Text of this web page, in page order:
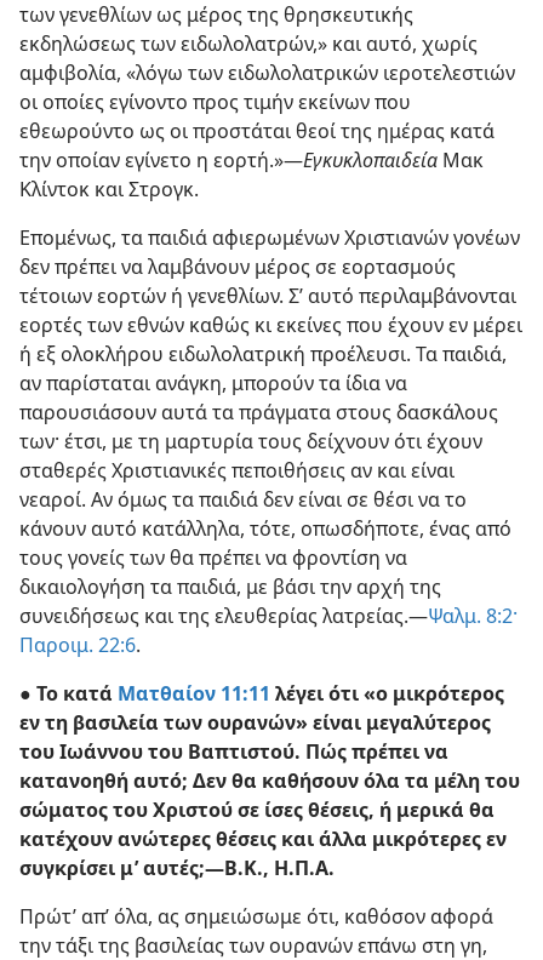
των γενεθλίων ως μέρος της θρησκευτικής
εκδηλώσεως των ειδωλολατρών,» και αυτό, χωρίς
αμφιβολία, «λόγω των ειδωλολατρικών ιεροτελεστιών
οι οποίες εγίνοντο προς τιμήν εκείνων που
εθεωρούντο ως οι προστάται θεοί της ημέρας κατά
την οποίαν εγίνετο η εορτή.»​—Εγκυκλοπαιδεία Μακ
Κλίντοκ και Στρογκ.
Επομένως, τα παιδιά αφιερωμένων Χριστιανών γονέων
δεν πρέπει να λαμβάνουν μέρος σε εορτασμούς
τέτοιων εορτών ή γενεθλίων. Σ’ αυτό περιλαμβάνονται
εορτές των εθνών καθώς κι εκείνες που έχουν εν μέρει
ή εξ ολοκλήρου ειδωλολατρική προέλευσι. Τα παιδιά,
αν παρίσταται ανάγκη, μπορούν τα ίδια να
παρουσιάσουν αυτά τα πράγματα στους δασκάλους
των· έτσι, με τη μαρτυρία τους δείχνουν ότι έχουν
σταθερές Χριστιανικές πεποιθήσεις αν και είναι
νεαροί. Αν όμως τα παιδιά δεν είναι σε θέσι να το
κάνουν αυτό κατάλληλα, τότε, οπωσδήποτε, ένας από
τους γονείς των θα πρέπει να φροντίση να
δικαιολογήση τα παιδιά, με βάσι την αρχή της
συνειδήσεως και της ελευθερίας λατρείας.​—Ψαλμ. 8:2·
Παροιμ. 22:6.
● Το κατά Ματθαίον 11:11 λέγει ότι «ο μικρότερος
εν τη βασιλεία των ουρανών» είναι μεγαλύτερος
του Ιωάννου του Βαπτιστού. Πώς πρέπει να
κατανοηθή αυτό; Δεν θα καθήσουν όλα τα μέλη του
σώματος του Χριστού σε ίσες θέσεις, ή μερικά θα
κατέχουν ανώτερες θέσεις και άλλα μικρότερες εν
συγκρίσει μ’ αυτές;​—Β.Κ., Η.Π.Α.
Πρώτ’ απ’ όλα, ας σημειώσωμε ότι, καθόσον αφορά
την τάξι της βασιλείας των ουρανών επάνω στη γη,